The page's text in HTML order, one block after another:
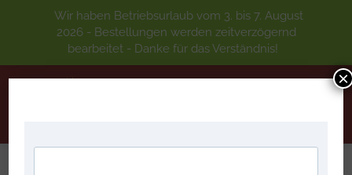
Wir haben Betriebsurlaub vom 3. bis 7. August
2026 - Bestellungen werden zeitverzögernd
bearbeitet - Danke für das Verständnis!
×